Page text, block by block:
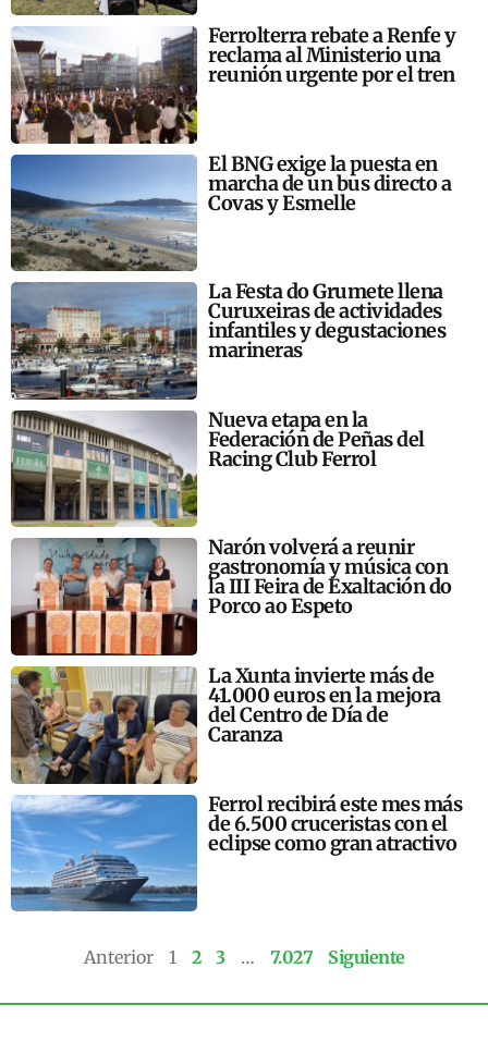
Ferrolterra rebate a Renfe y
reclama al Ministerio una
reunión urgente por el tren
El BNG exige la puesta en
marcha de un bus directo a
Covas y Esmelle
La Festa do Grumete llena
Curuxeiras de actividades
infantiles y degustaciones
marineras
Nueva etapa en la
Federación de Peñas del
Racing Club Ferrol
Narón volverá a reunir
gastronomía y música con
la III Feira de Exaltación do
Porco ao Espeto
La Xunta invierte más de
41.000 euros en la mejora
del Centro de Día de
Caranza
Ferrol recibirá este mes más
de 6.500 cruceristas con el
eclipse como gran atractivo
Anterior 1 2 3 … 7.027 Siguiente